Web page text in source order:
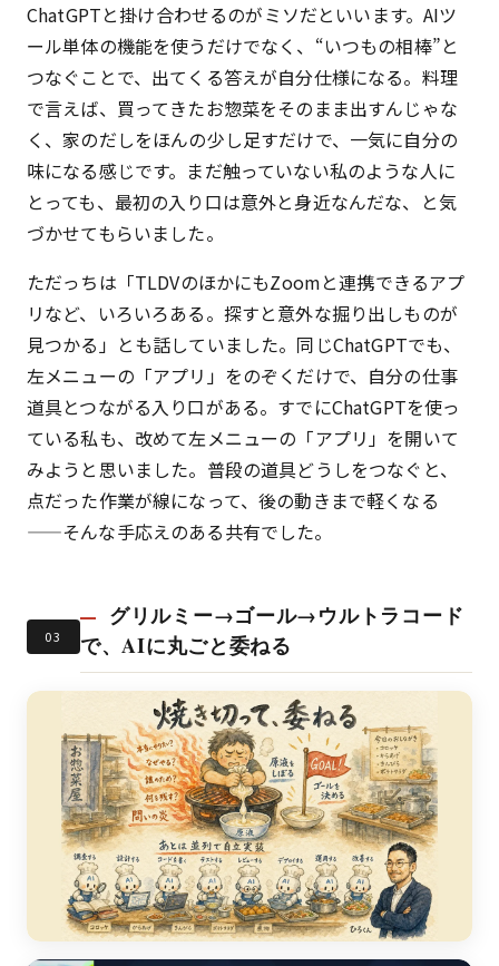
ChatGPTと掛け合わせるのがミソだといいます。AIツ
ール単体の機能を使うだけでなく、“いつもの相棒”と
つなぐことで、出てくる答えが自分仕様になる。料理
で言えば、買ってきたお惣菜をそのまま出すんじゃな
く、家のだしをほんの少し足すだけで、一気に自分の
味になる感じです。まだ触っていない私のような人に
とっても、最初の入り口は意外と身近なんだな、と気
づかせてもらいました。
ただっちは「TLDVのほかにもZoomと連携できるアプ
リなど、いろいろある。探すと意外な掘り出しものが
見つかる」とも話していました。同じChatGPTでも、
左メニューの「アプリ」をのぞくだけで、自分の仕事
道具とつながる入り口がある。すでにChatGPTを使っ
ている私も、改めて左メニューの「アプリ」を開いて
みようと思いました。普段の道具どうしをつなぐと、
点だった作業が線になって、後の動きまで軽くなる
——そんな手応えのある共有でした。
03
グリルミー→ゴール→ウルトラコード
で、AIに丸ごと委ねる